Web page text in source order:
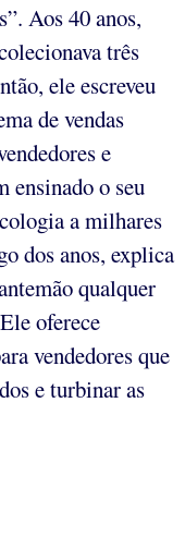
Aos 40 anos,
três
ele escreveu
de vendas
e
ensinado o seu
a milhares
dos anos, explica
qualquer
oferece
vendedores que
e turbinar as